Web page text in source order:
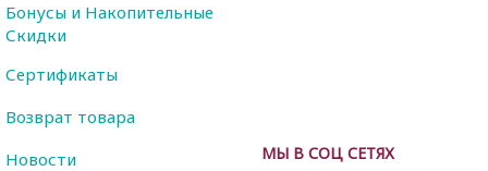
МЫ В СОЦ СЕТЯХ
Бонусы и Накопительные
Скидки
Сертификаты
Возврат товара
Новости